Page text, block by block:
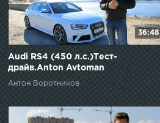
36:48
Audi RS4 (450 л.с.)Тест-
драйв.Anton Avtoman
Антон Воротников